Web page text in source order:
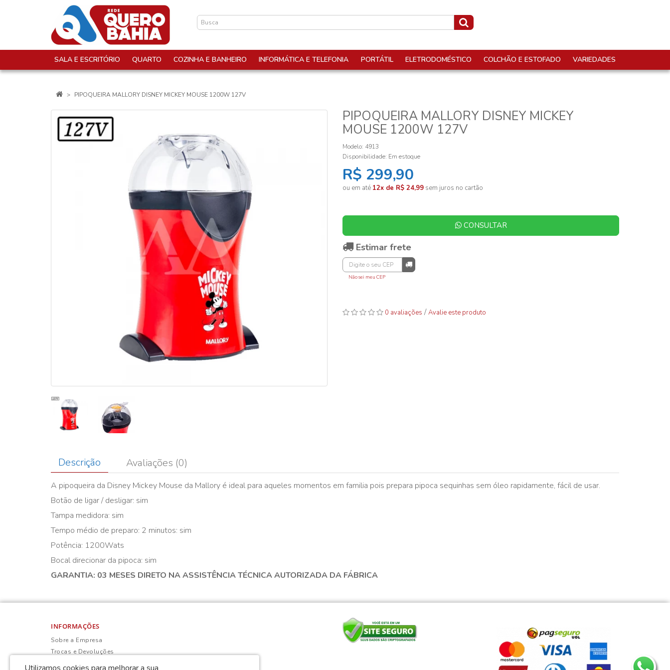
SALA E ESCRITÓRIO QUARTO COZINHA E BANHEIRO INFORMÁTICA E TELEFONIA PORTÁTIL ELETRODOMÉSTICO COLCHÃO E ESTOFADO VARIEDADES
PIPOQUEIRA MALLORY DISNEY MICKEY MOUSE 1200W 127V
PIPOQUEIRA MALLORY DISNEY MICKEY
MOUSE 1200W 127V
Modelo: 4913
Disponibilidade: Em estoque
R$ 299,90
ou em até 12x de R$ 24,99 sem juros no cartão
CONSULTAR
Estimar frete
Não sei meu CEP
0 avaliações /Avalie este produto
Descrição Avaliações (0)
A pipoqueira da Disney Mickey Mouse da Mallory é ideal para aqueles momentos em familia pois prepara pipoca sequinhas sem óleo rapidamente, fácil de usar.
Botão de ligar / desligar: sim
Tampa medidora: sim
Tempo médio de preparo: 2 minutos: sim
Potência: 1200Wats
Bocal direcionar da pipoca: sim
GARANTIA: 03 MESES DIRETO NA ASSISTÊNCIA TÉCNICA AUTORIZADA DA FÁBRICA
INFORMAÇÕES
Sobre a Empresa
Trocas e Devoluções